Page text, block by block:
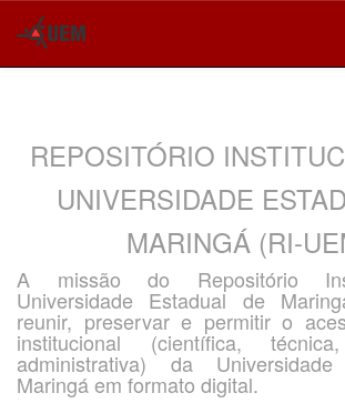
REPOSITÓRIO
UNIVERSIDADE
MARINGÁ (RI-
A missão do Repositório
Universidade Estadual de
reunir, preservar e permitir o
institucional (científica,
administrativa) da
Maringá em formato digital.